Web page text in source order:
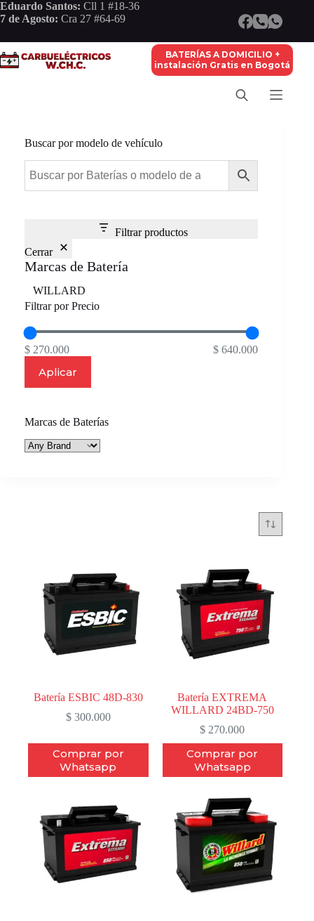
Saltar
al
Eduardo Santos: Cll 1 #18-36
7 de Agosto: Cra 27 #64-69
BATERÍAS A DOMICILIO +
instalación Gratis en Bogotá
Batería ESBIC 48D-830
$300.000
Comprar por
Whatsapp
Batería EXTREMA
WILLARD 24BD-750
$ 270.000
Comprar por
Whatsapp
Buscar por modelo de vehículo
Filtrar productos
Cerrar
Marcas de Batería
Marca
WILLARD
Filtrar por Precio
$ 270.000 $ 640.000
Aplicar
Marcas de Baterías